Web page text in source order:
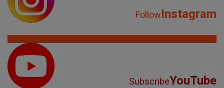
FollowInstagram
SubscribeYouTube